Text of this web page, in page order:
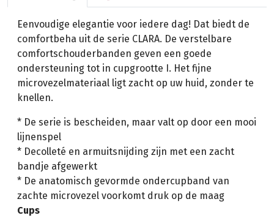
Eenvoudige elegantie voor iedere dag! Dat biedt de
comfortbeha uit de serie CLARA. De verstelbare
comfortschouderbanden geven een goede
ondersteuning tot in cupgrootte I. Het fijne
microvezelmateriaal ligt zacht op uw huid, zonder te
knellen.
* De serie is bescheiden, maar valt op door een mooi
lijnenspel
* Decolleté en armuitsnijding zijn met een zacht
bandje afgewerkt
* De anatomisch gevormde ondercupband van
zachte microvezel voorkomt druk op de maag
Cups